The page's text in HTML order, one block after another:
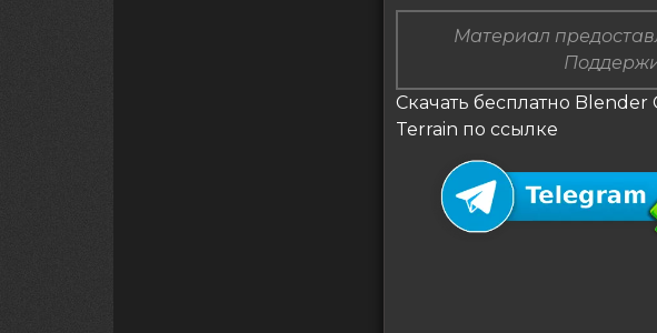
Материал
Скачать бесплатно
Terrain по ссылке